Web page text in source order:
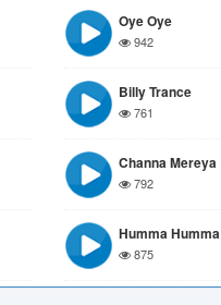
Oye Oye
942
Billy Trance
761
Channa Mereya
792
Humma Humma
875